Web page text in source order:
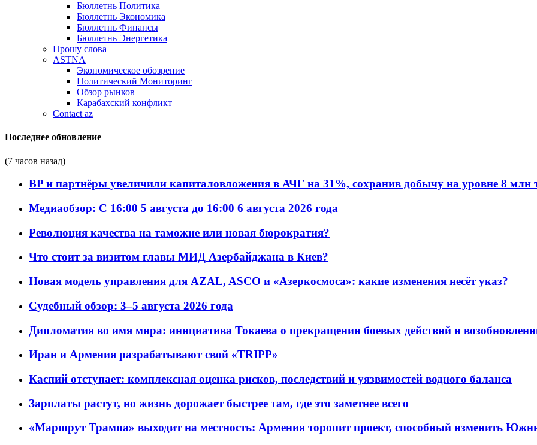
Бюллетнь Политика
Бюллетнь Экономика
Бюллетнь Финансы
Бюллетнь Энергетика
Прошу слова
ASTNA
Экономическое обозрение
Политический Мониторинг
Обзор рынков
Карабахский конфликт
Contact az
Последнее обновление
(7 часов назад)
BP и партнёры увеличили капиталовложения в АЧГ на 31%, сохранив добычу на уровне 8 млн
Медиаобзор: С 16:00 5 августа до 16:00 6 августа 2026 года
Революция качества на таможне или новая бюрократия?
Что стоит за визитом главы МИД Азербайджана в Киев?
Новая модель управления для AZAL, ASCO и «Азеркосмоса»: какие изменения несёт указ?
Судебный обзор: 3–5 августа 2026 года
Дипломатия во имя мира: инициатива Токаева о прекращении боевых действий и
Иран и Армения разрабатывают свой «TRIPP»
Каспий отступает: комплексная оценка рисков, последствий и уязвимостей водного баланса
Зарплаты растут, но жизнь дорожает быстрее там, где это заметнее всего
«Маршрут Трампа» выходит на местность: Армения торопит проект, способный изменить